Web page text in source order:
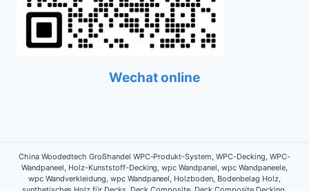
Wechat online
China Woodedtech Großhandel WPC-Produkt-System, WPC-Decking, WPC-
Wandpaneel, Holz-Kunststoff-Decking, wpc Wandpanel, wpc Wandpaneele,
wpc Wandverkleidung, wpc Wandpaneel, Holzboden, Bodenbelag Holz,